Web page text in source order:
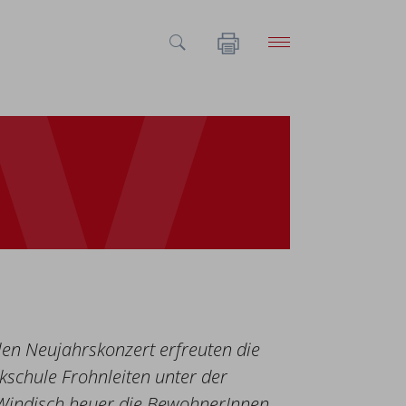
Neujahrskonzert erfreuten die
Frohnleiten unter der